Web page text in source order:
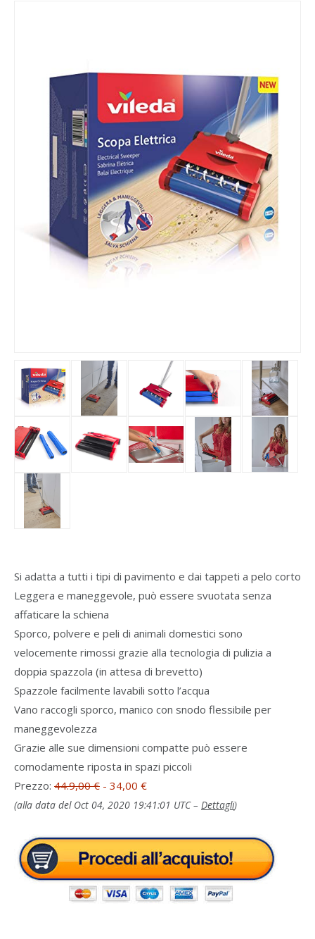
Si adatta a tutti i tipi di pavimento e dai tappeti a pelo corto
Leggera e maneggevole, può essere svuotata senza
affaticare la schiena
Sporco, polvere e peli di animali domestici sono
velocemente rimossi grazie alla tecnologia di pulizia a
doppia spazzola (in attesa di brevetto)
Spazzole facilmente lavabili sotto l’acqua
Vano raccogli sporco, manico con snodo flessibile per
maneggevolezza
Grazie alle sue dimensioni compatte può essere
comodamente riposta in spazi piccoli
Prezzo: 44.9,00 € - 34,00 €
(alla data del Oct 04, 2020 19:41:01 UTC – Dettagli)